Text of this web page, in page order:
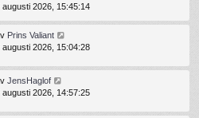
augusti 2026, 15:45:14
Prins Valiant
augusti 2026, 15:04:28
JensHaglof
augusti 2026, 14:57:25